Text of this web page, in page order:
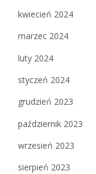
kwiecień 2024
marzec 2024
luty 2024
styczeń 2024
grudzień 2023
październik 2023
wrzesień 2023
sierpień 2023